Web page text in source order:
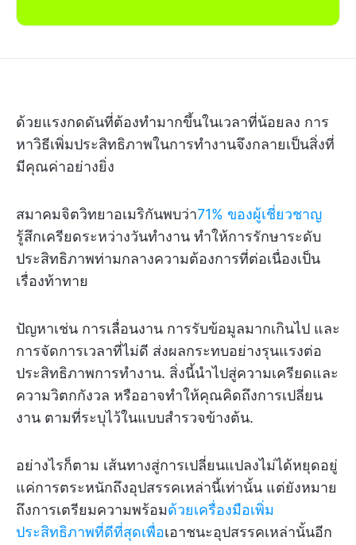
ด้วยแรงกดดันที่ต้องทำมากขึ้นในเวลาที่น้อยลง การ
หาวิธีเพิ่มประสิทธิภาพในการทำงานจึงกลายเป็นสิ่งที่
มีคุณค่าอย่างยิ่ง
สมาคมจิตวิทยาอเมริกันพบว่า71% ของผู้เชี่ยวชาญ
รู้สึกเครียดระหว่างวันทำงาน ทำให้การรักษาระดับ
ประสิทธิภาพท่ามกลางความต้องการที่ต่อเนื่องเป็น
เรื่องท้าทาย
ปัญหาเช่น การเลื่อนงาน การรับข้อมูลมากเกินไป และ
การจัดการเวลาที่ไม่ดี ส่งผลกระทบอย่างรุนแรงต่อ
ประสิทธิภาพการทำงาน. สิ่งนี้นำไปสู่ความเครียดและ
ความวิตกกังวล หรืออาจทำให้คุณคิดถึงการเปลี่ยน
งาน ตามที่ระบุไว้ในแบบสำรวจข้างต้น.
อย่างไรก็ตาม เส้นทางสู่การเปลี่ยนแปลงไม่ได้หยุดอยู่
แค่การตระหนักถึงอุปสรรคเหล่านี้เท่านั้น แต่ยังหมาย
ถึงการเตรียมความพร้อมด้วยเครื่องมือเพิ่ม
ประสิทธิภาพที่ดีที่สุดเพื่อเอาชนะอุปสรรคเหล่านั้นอีก